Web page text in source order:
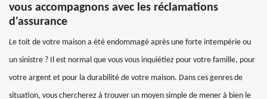
vous accompagnons avec les réclamations
d'assurance
Le toit de votre maison a été endommagé après une forte intempérie ou
un sinistre ? Il est normal que vous vous inquiétiez pour votre famille, pour
votre argent et pour la durabilité de votre maison. Dans ces genres de
situation, vous chercherez à trouver un moyen simple de mener à bien le